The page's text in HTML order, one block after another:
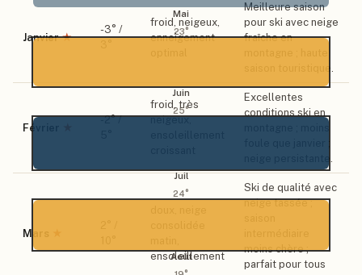
Mai
23°
Juin
25°
Juil
24°
Août
Janvier ★
-3° /
froid, neigeux,
enneigement
Meilleure saison
pour ski avec neige
fraîche en
saison touristique.
Février
-2° /
froid, très
neigeux,
Excellentes
conditions ski en
neige persistante.
Mars
ensoleillement
Ski de qualité avec
neige tassée ;
moins chère ;
parfait pour tous